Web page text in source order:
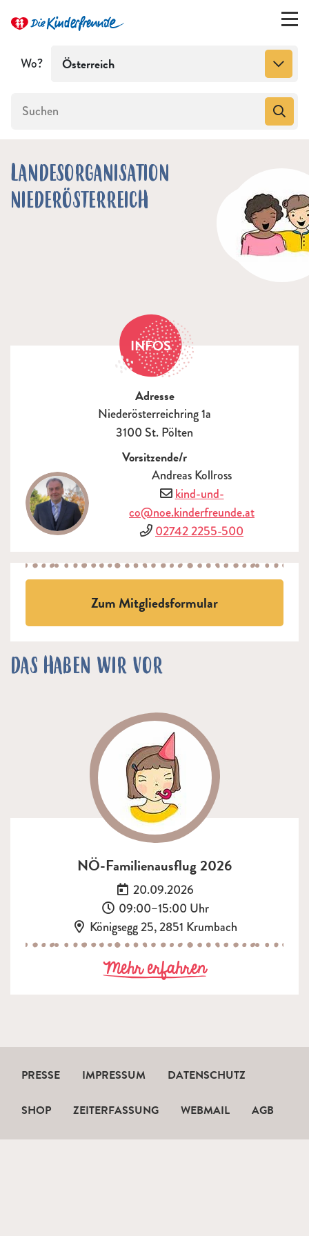
Wo? Österreich
LANDESORGANISATION
NIEDERÖSTERREICH
INFOS
Adresse
Niederösterreichring 1a
3100 St. Pölten
Vorsitzende/r
Andreas Kollross
E-Mail
kind-und-
co@noe.kinderfreunde.at
Telefon
02742 2255-500
Zum Mitgliedsformular
DAS HABEN WIR VOR
NÖ-Familienausflug 2026
Datum:
20.09.2026
Uhrzeit:
09:00–15:00 Uhr
Ort:
Königsegg 25, 2851 Krumbach
Mehr erfahrenzu NÖ-
PRESSE IMPRESSUM DATENSCHUTZ
SHOP ZEITERFASSUNG WEBMAIL AGB